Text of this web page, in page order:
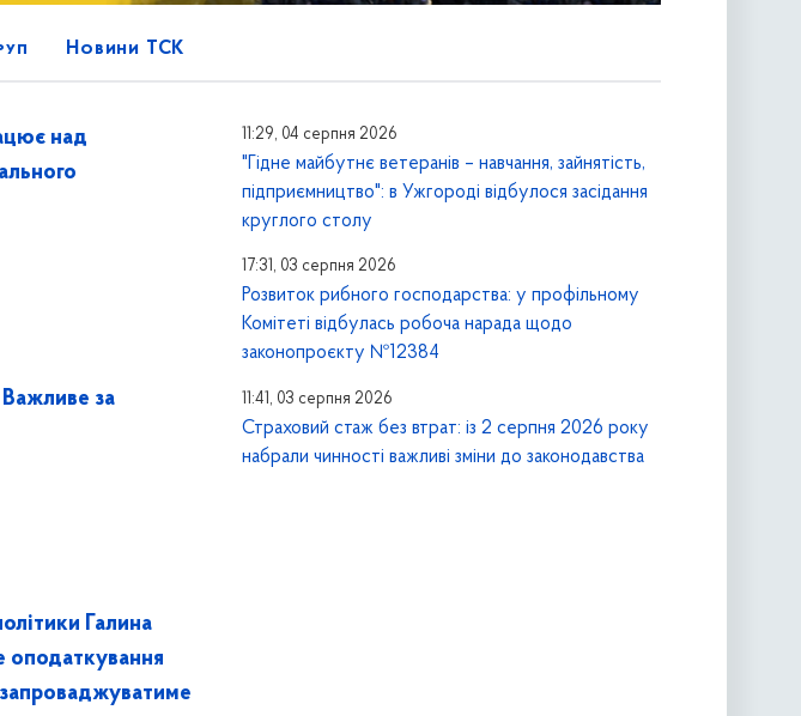
Новини ТСК
над
Важливе за
Галина
оподаткування
11:29, 04 серпня 2026
"Гідне майбутнє ветеранів – навчання, зайнятість,
підприємництво": в Ужгороді відбулося засідання
круглого столу
17:31, 03 серпня 2026
Розвиток рибного господарства: у профільному
Комітеті відбулась робоча нарада щодо
законопроєкту №12384
11:41, 03 серпня 2026
Страховий стаж без втрат: із 2 серпня 2026 року
набрали чинності важливі зміни до законодавства